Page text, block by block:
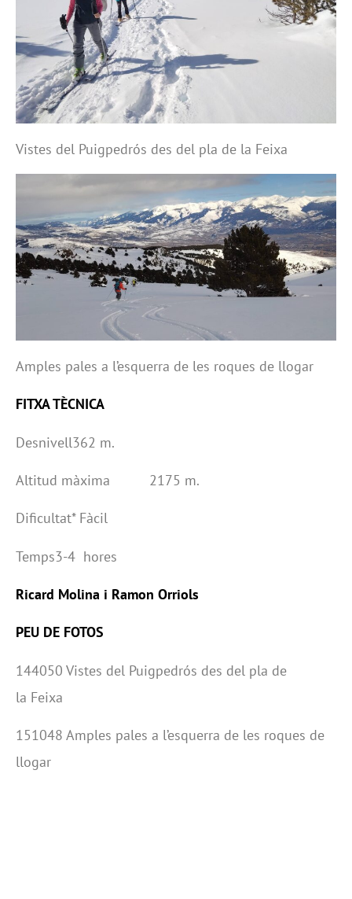
Vistes del Puigpedrós des del pla de la Feixa
Amples pales a l’esquerra de les roques de llogar
FITXA TÈCNICA
Desnivell​​362 m.
Altitud màxima 2175 m.
Dificultat​​* Fàcil
Temps​​​3-4 hores
Ricard Molina i Ramon Orriols
PEU DE FOTOS
144050 Vistes del Puigpedrós des del pla de
la Feixa
151048 Amples pales a l’esquerra de les roques de
llogar